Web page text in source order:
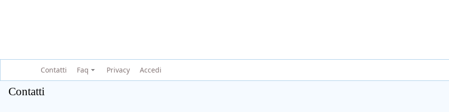
Contatti Faq Privacy Accedi
Contatti